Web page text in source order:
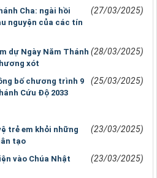
Cha: ngài hồi
nguyện của các tín
(27/03/2025)
dự Ngày Năm Thánh
xót
(28/03/2025)
bố chương trình 9
Cứu Độ 2033
(25/03/2025)
trẻ em khỏi những
tạo
(23/03/2025)
vào Chúa Nhật
(23/03/2025)